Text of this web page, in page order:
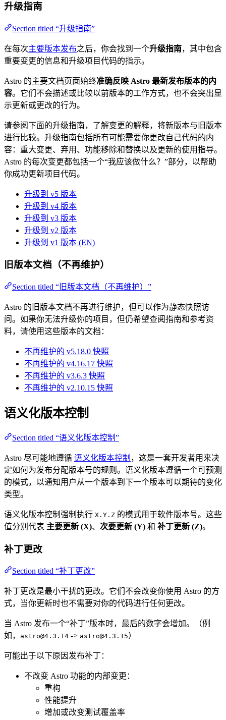
升级指南
Section titled “升级指南”
在每次主要版本发布之后，你会找到一个升级指南，其中包含
重要变更的信息和升级项目代码的指示。
Astro 的主要文档页面始终准确反映 Astro 最新发布版本的内
容。它们不会描述或比较以前版本的工作方式，也不会突出显
示更新或更改的行为。
请参阅下面的升级指南，了解变更的解释，将新版本与旧版本
进行比较。升级指南包括所有可能需要你更改自己代码的内
容：重大变更、弃用、功能移除和替换以及更新的使用指导。
Astro 的每次变更都包括一个“我应该做什么？”部分，以帮助
你成功更新项目代码。
升级到 v5 版本
升级到 v4 版本
升级到 v3 版本
升级到 v2 版本
升级到 v1 版本 (EN)
旧版本文档（不再维护）
Section titled “旧版本文档（不再维护）”
Astro 的旧版本文档不再进行维护，但可以作为静态快照访
问。如果你无法升级你的项目，但仍希望查阅指南和参考资
料，请使用这些版本的文档：
不再维护的 v5.18.0 快照
不再维护的 v4.16.17 快照
不再维护的 v3.6.3 快照
不再维护的 v2.10.15 快照
语义化版本控制
Section titled “语义化版本控制”
Astro 尽可能地遵循 语义化版本控制 ，这是一套开发者用来决
定如何为发布分配版本号的规则。语义化版本遵循一个可预测
的模式，以通知用户从一个版本到下一个版本可以期待的变化
类型。
语义化版本控制强制执行 X.Y.Z 的模式用于软件版本号。这些
值分别代表 主要更新 (X)、 次要更新 (Y) 和 补丁更新 (Z)。
补丁更改
Section titled “补丁更改”
补丁更改是最小干扰的更改。它们不会改变你使用 Astro 的方
式，当你更新时也不需要对你的代码进行任何更改。
当 Astro 发布一个“补丁”版本时，最后的数字会增加。（例
如，
astro@4.3.14 -> astro@4.3.15）
可能出于以下原因发布补丁：
不改变 Astro 功能的内部变更：
重构
性能提升
增加或改变测试覆盖率